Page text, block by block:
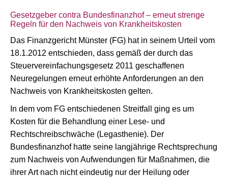
Gesetzgeber contra Bundesfinanzhof – erneut strenge
Regeln für den Nachweis von Krankheitskosten
Das Finanzgericht Münster (FG) hat in seinem Urteil vom
18.1.2012 entschieden, dass gemäß der durch das
Steuervereinfachungsgesetz 2011 geschaffenen
Neuregelungen erneut erhöhte Anforderungen an den
Nachweis von Krankheitskosten gelten.
In dem vom FG entschiedenen Streitfall ging es um
Kosten für die Behandlung einer Lese- und
Rechtschreibschwäche (Legasthenie). Der
Bundesfinanzhof hatte seine langjährige Rechtsprechung
zum Nachweis von Aufwendungen für Maßnahmen, die
ihrer Art nach nicht eindeutig nur der Heilung oder